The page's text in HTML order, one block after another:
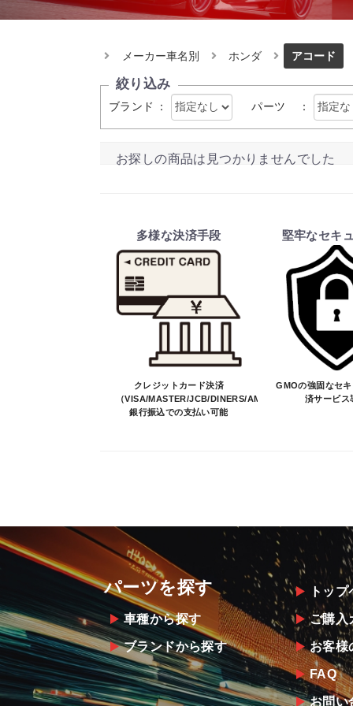
メーカー車名別 ホンダ アコード
絞り込み
ブランド ： パーツ ：
お探しの商品は見つかりませんでした
多様な決済手段
クレジットカード決済
（VISA/MASTER/JCB/DINERS/AMEX）、
銀行振込での支払い可能
堅牢なセキ
GMOの強固なセ
済サービス
パーツを探す
車種から探す
ブランドから探す
トッ
ご購入
お客様
FAQ
お問い